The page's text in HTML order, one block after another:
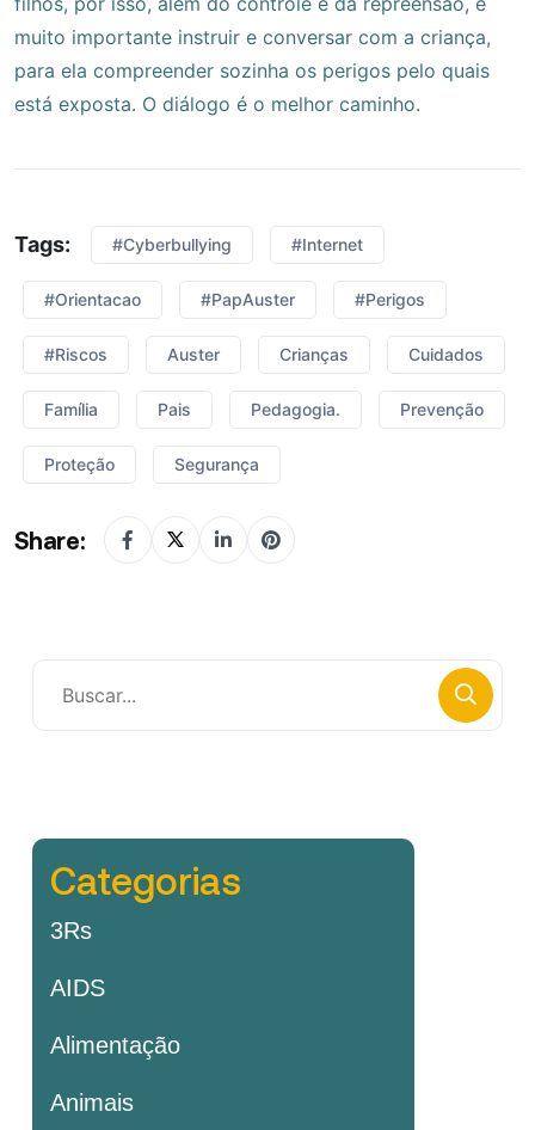
muito importante instruir e conversar com a criança,
para ela compreender sozinha os perigos pelo quais
está exposta. O diálogo é o melhor caminho.
Tags: #cyberbullying #internet
#orientacao #PapAuster #perigos
#riscos Auster Crianças Cuidados
Família Pais Pedagogia. Prevenção
Proteção Segurança
Share:
Categorias
3Rs
AIDS
Alimentação
Animais